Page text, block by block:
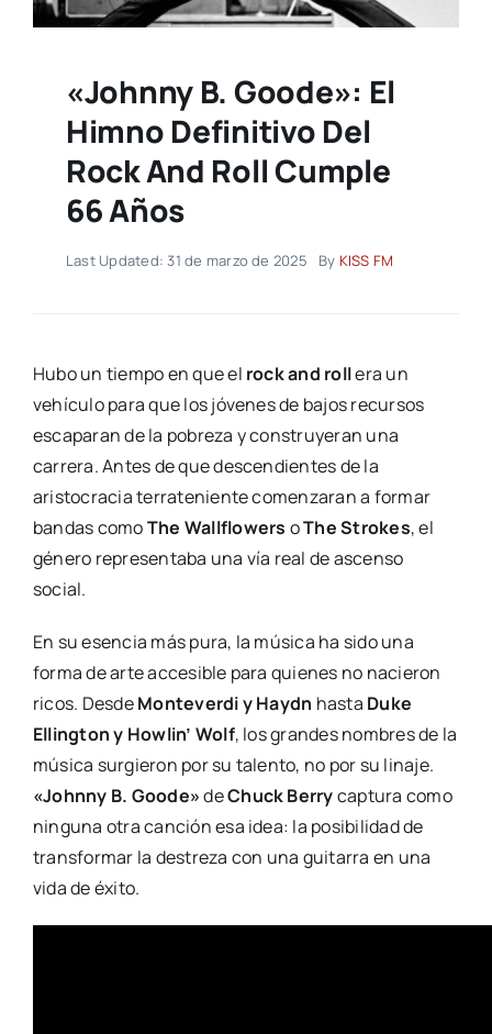
«Johnny B. Goode»: El
Himno Definitivo Del
Rock And Roll Cumple
66 Años
Last Updated: 31 de marzo de 2025 By KISS FM
Hubo un tiempo en que el rock and rollera un
vehículo para que los jóvenes de bajos recursos
escaparan de la pobreza y construyeran una
carrera. Antes de que descendientes de la
aristocracia terrateniente comenzaran a formar
bandas comoThe Wallflowers oThe Strokes, el
género representaba una vía real de ascenso
social.
En su esencia más pura, la música ha sido una
forma de arte accesible para quienes no nacieron
ricos. DesdeMonteverdi y Haydn hasta Duke
Ellington y Howlin’ Wolf, los grandes nombres de la
música surgieron por su talento, no por su linaje.
«Johnny B. Goode»deChuck Berrycaptura como
ninguna otra canción esa idea: la posibilidad de
transformar la destreza con una guitarra en una
vida de éxito.